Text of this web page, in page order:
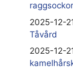
raggsockor
2025-12-
Tåvård
2025-12-